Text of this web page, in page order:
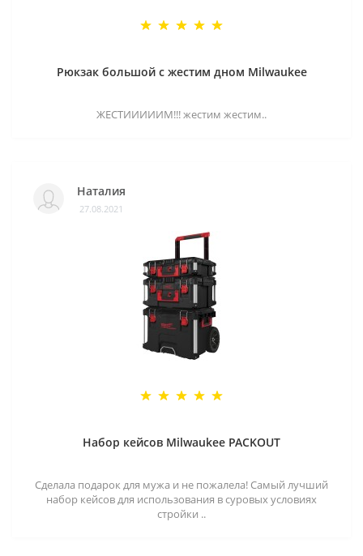
Рюкзак большой с жестим дном Milwaukee
ЖЕСТИИИИИМ!!! жестим жестим..
Наталия
27.08.2021
Набор кейсов Milwaukee PACKOUT
Сделала подарок для мужа и не пожалела! Самый лучший
набор кейсов для использования в суровых условиях
стройки ..